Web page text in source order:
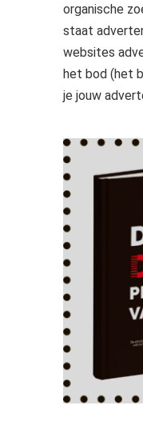
organische
staat
websites
het bod (het
je jouw